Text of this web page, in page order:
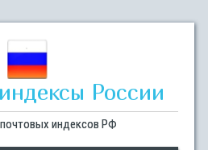
России
индексов РФ